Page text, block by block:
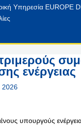
Υπηρεσία EUROPE
ενέργειας
2026
υπουργούς